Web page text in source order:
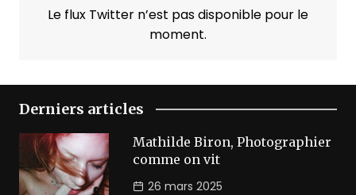
Le flux Twitter n’est pas disponible pour le
moment.
Derniers articles
Mathilde Biron, Photographier
comme on vit
26 mars 2025